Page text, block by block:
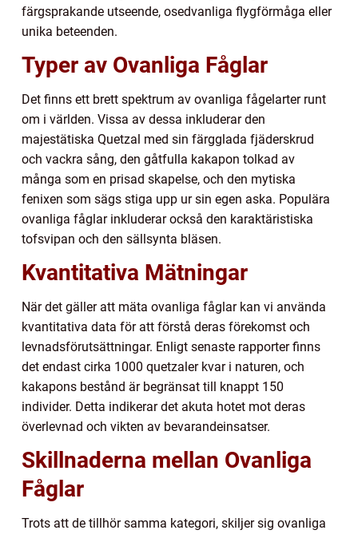
färgsprakande utseende, osedvanliga flygförmåga eller
unika beteenden.
Typer av Ovanliga Fåglar
Det finns ett brett spektrum av ovanliga fågelarter runt
om i världen. Vissa av dessa inkluderar den
majestätiska Quetzal med sin färgglada fjäderskrud
och vackra sång, den gåtfulla kakapon tolkad av
många som en prisad skapelse, och den mytiska
fenixen som sägs stiga upp ur sin egen aska. Populära
ovanliga fåglar inkluderar också den karaktäristiska
tofsvipan och den sällsynta bläsen.
Kvantitativa Mätningar
När det gäller att mäta ovanliga fåglar kan vi använda
kvantitativa data för att förstå deras förekomst och
levnadsförutsättningar. Enligt senaste rapporter finns
det endast cirka 1000 quetzaler kvar i naturen, och
kakapons bestånd är begränsat till knappt 150
individer. Detta indikerar det akuta hotet mot deras
överlevnad och vikten av bevarandeinsatser.
Skillnaderna mellan Ovanliga
Fåglar
Trots att de tillhör samma kategori, skiljer sig ovanliga